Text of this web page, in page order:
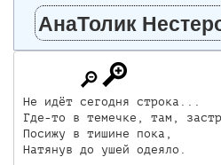
АнаТолик
Не идёт сегодня строка...
Где-то в темечке, там,
Посижу в тишине пока,
Натянув до ушей одеяло.